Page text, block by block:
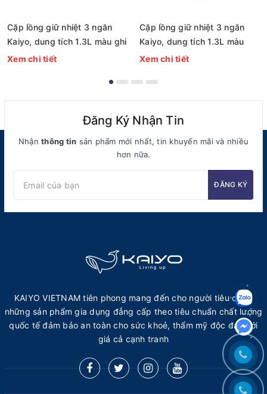
Cặp lồng giữ nhiệt 3 ngăn
Kaiyo, dung tích 1.3L màu ghi
[mã KVL-1563]
Xem chi tiết
Cặp lồng giữ nhiệt 3 ngăn
Kaiyo, dung tích 1.3L màu
vàng đồng [mã KVL-1556]
Xem chi tiết
Đăng Ký Nhận Tin
Nhậnthông tin sản phẩm mới nhất, tin khuyến mãi và nhiều
hơn nữa.
ĐĂNG KÝ
KAIYO VIETNAM tiên phong mang đến cho người tiêu dùng
những sản phẩm gia dụng đẳng cấp theo tiêu chuẩn chất lượng
quốc tế đảm bảo an toàn cho sức khoẻ, thẩm mỹ độc đáo với
giá cả cạnh tranh